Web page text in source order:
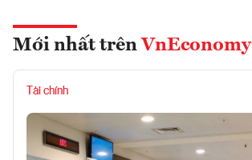
Mới nhất trên VnEconomy
Tài chính